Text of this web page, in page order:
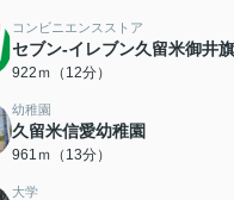
コンビニエンスストア
セブン-イレブン久留米御井
922ｍ（12分）
幼稚園
久留米信愛幼稚園
961ｍ（13分）
大学